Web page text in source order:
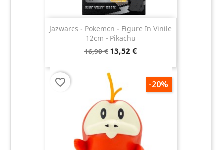
Jazwares - Pokemon - Figure In Vinile
12cm - Pikachu
16,90 € 13,52 €
-20%
favorite_border